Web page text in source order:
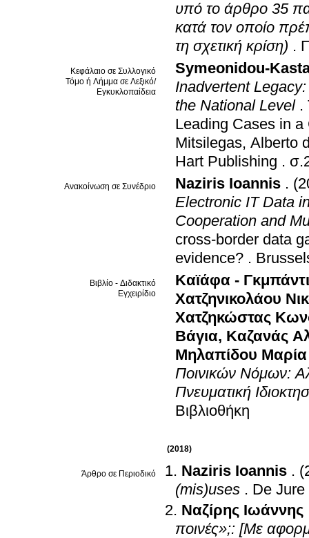
υπό το άρθρο 35
κατά τον οποίο
τη σχετική κρίση) .
Κεφάλαιο σε Συλλογικό
Τόμο ή Λήμμα σε Λεξικό/
Εγκυκλοπαίδεια
Symeonidou-
Inadvertent
the National Level .
Leading Cases in
Mitsilegas, Alberto
Hart Publishing .
Ανακοίνωση σε Συνέδριο Naziris Ioannis .
Electronic IT Data
Cooperation and
cross-border data
evidence? .
Βιβλίο - Διδακτικό
Εγχειρίδιο
Καϊάφα -
Χατζηνικολάου
Χατζηκώστας
Βάγια, Καζανάς
Μηλαπίδου Μαρία
Ποινικών Νόμων:
Πνευματική
Βιβλιοθήκη
(2018)
Άρθρο σε Περιοδικό Naziris Ioannis .
(mis)uses . De Jure
Ναζίρης Ιωάννης
ποινές»;: [Με